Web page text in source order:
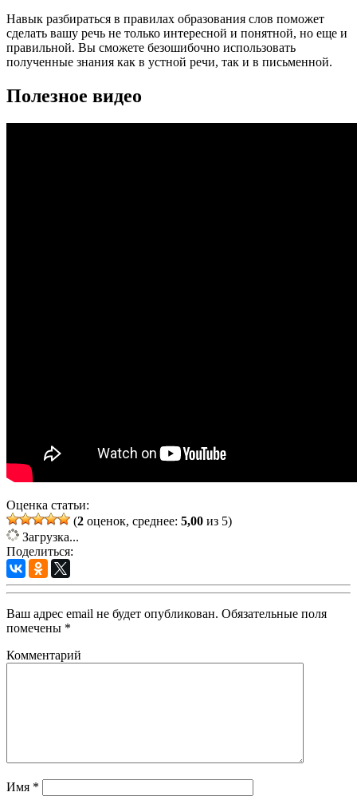
Навык разбираться в правилах образования слов поможет
сделать вашу речь не только интересной и понятной, но еще и
правильной. Вы сможете безошибочно использовать
полученные знания как в устной речи, так и в письменной.
Полезное видео
Оценка статьи:
(2 оценок, среднее: 5,00 из 5)
Загрузка...
Поделиться:
Ваш адрес email не будет опубликован. Обязательные поля
помечены *
Комментарий
Имя *